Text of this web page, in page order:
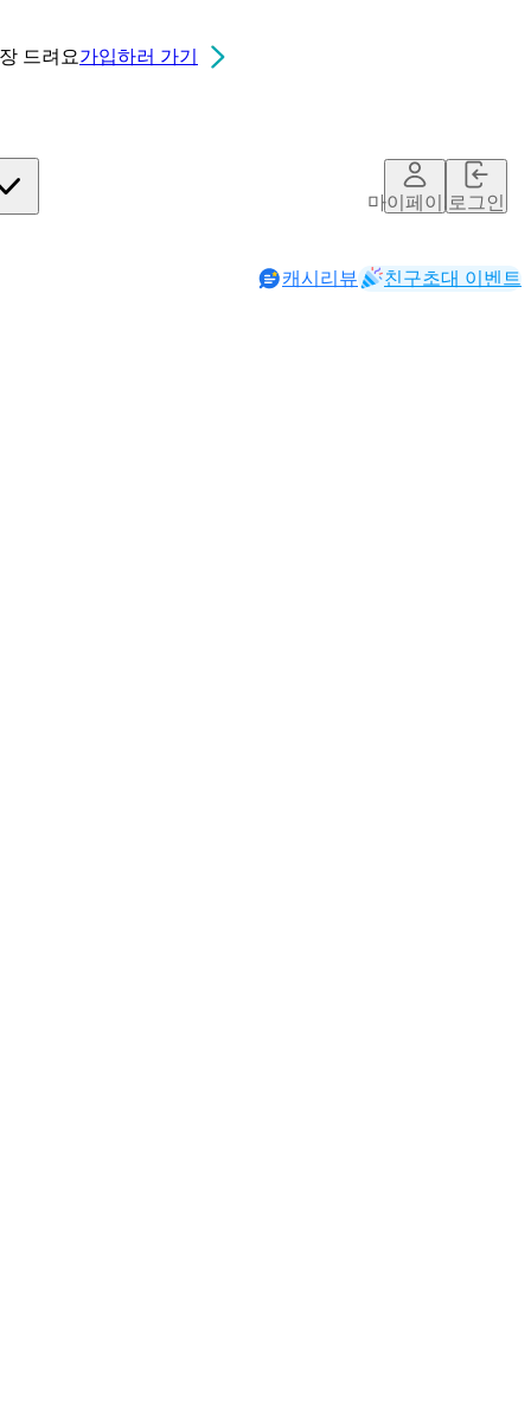
드려요가입하러 가기
마이페이지로그인
캐시리뷰 친구초대 이벤트